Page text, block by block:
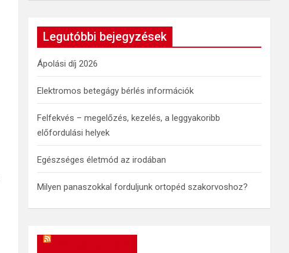
a
h
Legutóbbi bejegyzések
Ápolási díj 2026
Elektromos betegágy bérlés információk
Felfekvés – megelőzés, kezelés, a leggyakoribb
előfordulási helyek
Egészséges életmód az irodában
Milyen panaszokkal forduljunk ortopéd szakorvoshoz?